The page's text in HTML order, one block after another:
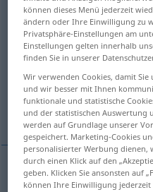
Übersicht aller
(Für mehr Details die
Meer, See
Weitere Beispiele...
Meern mare
können dieses Menü jederzeit
ändern oder Ihre Einwilligung zu
Privatsphäre-Einstellungen am
Einstellungen gelten innerhalb
finden Sie in unserer
Wir verwenden Cookies, damit
und wir besser mit Ihnen
funktionale und statistische
und der statistischen Auswertung
werden auf Grundlage unserer
gespeichert. Marketing-Cookies
personalisierter Werbung dienen,
durch einen Klick auf den
geben. Klicken Sie ansonsten auf
können Ihre Einwilligung